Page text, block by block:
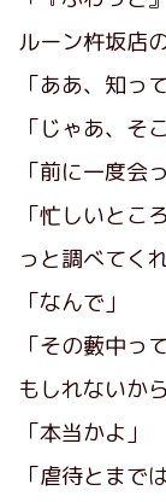
ルーン杵坂店
「ああ、知っ
「じゃあ、そ
「前に一度会
「忙しいとこ
っと調べてく
「なんで」
「その藪中っ
もしれないから
「本当かよ」
「虐待とまで